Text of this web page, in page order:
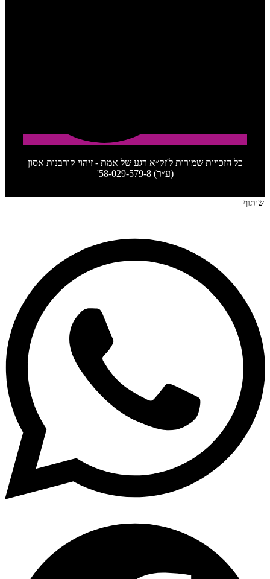
כל הזכויות שמורות ל'זק״א רגע של אמת - זיהוי קורבנות אסון
(ע״ר) 58-029-579-8'
שיתוף